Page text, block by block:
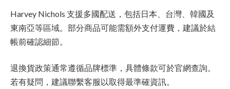
Harvey Nichols 支援多國配送，包括日本、台灣、韓國及
東南亞等區域。部分商品可能需額外支付運費，建議於結
帳前確認細節。
退換貨政策通常遵循品牌標準，具體條款可於官網查詢。
若有疑問，建議聯繫客服以取得最準確資訊。